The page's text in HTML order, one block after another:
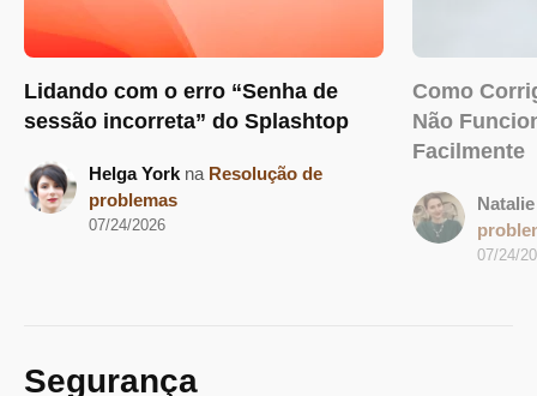
Lidando com o erro “Senha de
sessão incorreta” do Splashtop
Helga York na Resolução de
problemas
07/24/2026
Como
Não
Facilmente
07/24/
Segurança